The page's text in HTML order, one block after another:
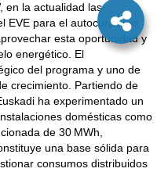
en la actualidad las
para el autoconsumo
esta oportunidad y
energético. El
del programa y uno de
crecimiento. Partiendo de
ha experimentado un
domésticas como
de 30 MWh,
una base sólida para
consumos distribuidos